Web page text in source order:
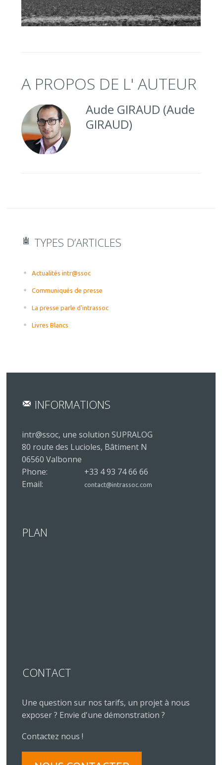
A PROPOS DE L' AUTEUR
Aude GIRAUD (Aude
GIRAUD)
TYPES D’ARTICLES
Actualités intr@ssoc
Communiqués de presse
La presse parle d'intrassoc
Livres Blancs
INFORMATIONS
intr@ssoc, une solution SUPRALOG
80 route des Lucioles, Bâtiment N
06560 Valbonne
Phone:
+33 4 93 74 66 66
Email:
contact@intrassoc.com
PLAN
CONTACT
Une question sur nos tarifs, un projet à nous
exposer ? Envie d'une démonstration ?
Contactez nous !